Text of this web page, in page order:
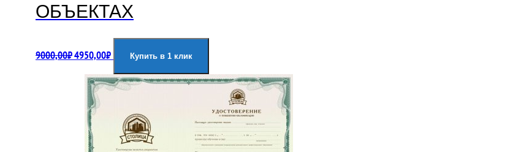
ОБЪЕКТАХ
9000,00₽цена
составляла
9000,00₽.
4950,00₽цена:
4950,00₽.
Купить в 1 клик